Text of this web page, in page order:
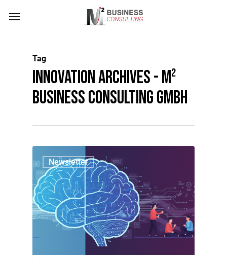
content
Menu
Tag
Innovation Archives - M²
Business Consulting GmbH
Newsletter